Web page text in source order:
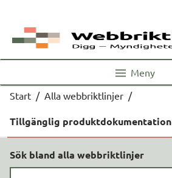
Meny
Start / Alla webbriktlinjer /
Tillgänglig produktdokumentation
Sök bland alla webbriktlinjer